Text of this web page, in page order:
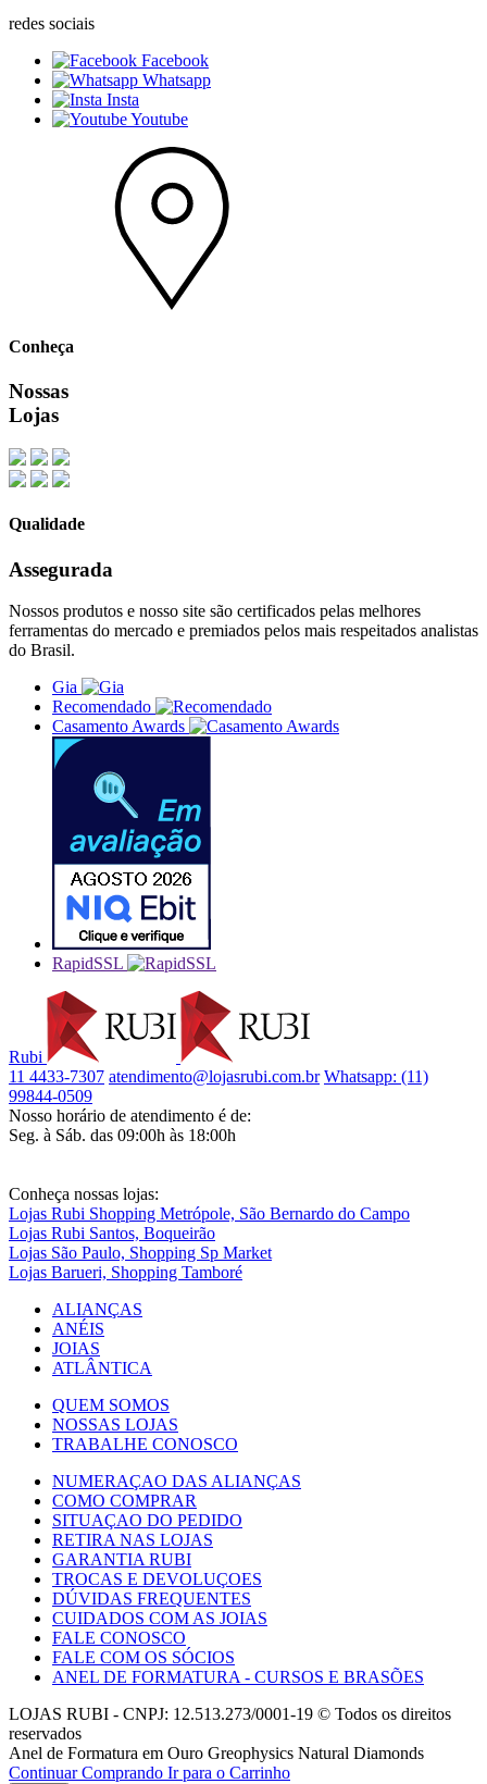
redes sociais
Facebook
Whatsapp
Insta
Youtube
Conheça
Nossas
Lojas
Qualidade
Assegurada
Nossos produtos e nosso site são certificados pelas melhores
ferramentas do mercado e premiados pelos mais respeitados analistas
do Brasil.
Gia
Recomendado
Casamento Awards
RapidSSL
Rubi
11 4433-7307 atendimento@lojasrubi.com.br Whatsapp: (11)
99844-0509
Nosso horário de atendimento é de:
Seg. à Sáb. das 09:00h às 18:00h
Conheça nossas lojas:
Lojas Rubi Shopping Metrópole, São Bernardo do Campo
Lojas Rubi Santos, Boqueirão
Lojas São Paulo, Shopping Sp Market
Lojas Barueri, Shopping Tamboré
ALIANÇAS
ANÉIS
JOIAS
ATLÂNTICA
QUEM SOMOS
NOSSAS LOJAS
TRABALHE CONOSCO
NUMERAÇAO DAS ALIANÇAS
COMO COMPRAR
SITUAÇAO DO PEDIDO
RETIRA NAS LOJAS
GARANTIA RUBI
TROCAS E DEVOLUÇOES
DÚVIDAS FREQUENTES
CUIDADOS COM AS JOIAS
FALE CONOSCO
FALE COM OS SÓCIOS
ANEL DE FORMATURA - CURSOS E BRASÕES
LOJAS RUBI - CNPJ: 12.513.273/0001-19 © Todos os direitos
reservados
Anel de Formatura em Ouro Greophysics Natural Diamonds
Continuar Comprando Ir para o Carrinho